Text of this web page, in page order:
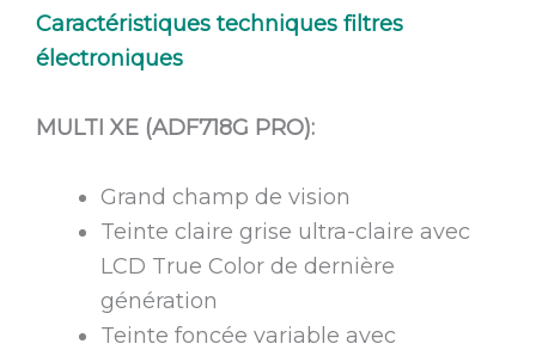
Caractéristiques techniques filtres
électroniques
MULTI XE (ADF718G PRO):
Grand champ de vision
Teinte claire grise ultra-claire avec
LCD True Color de dernière
génération
Teinte foncée variable avec